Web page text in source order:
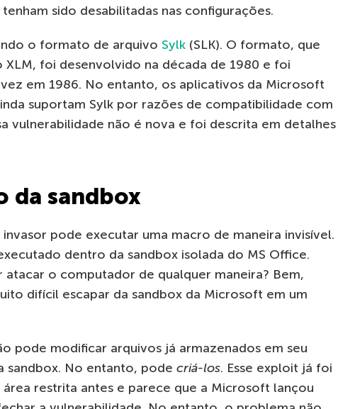
sido desabilitadas nas configurações.
o formato de arquivo Sylk (SLK). O formato, que
XLM, foi desenvolvido na década de 1980 e foi
em 1986. No entanto, os aplicativos da Microsoft
suportam Sylk por razões de compatibilidade com
vulnerabilidade não é nova e foi descrita em detalhes
da sandbox
invasor pode executar uma macro de maneira invisível.
dentro da sandbox isolada do MS Office.
atacar o computador de qualquer maneira? Bem,
difícil escapar da sandbox da Microsoft em um
pode modificar arquivos já armazenados em seu
sandbox. No entanto, pode criá-los. Esse exploit já foi
área restrita antes e parece que a Microsoft lançou